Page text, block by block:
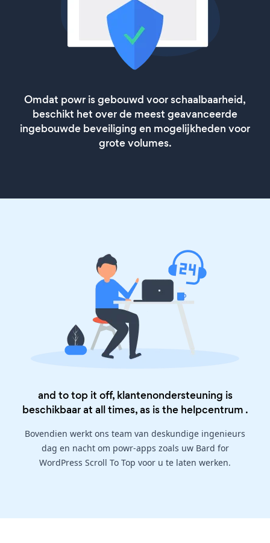
Omdat powr is gebouwd voor schaalbaarheid,
beschikt het over de meest geavanceerde
ingebouwde beveiliging en mogelijkheden voor
grote volumes.
and to top it off, klantenondersteuning is
beschikbaar at all times, as is the helpcentrum .
Bovendien werkt ons team van deskundige ingenieurs
dag en nacht om powr-apps zoals uw Bard for
WordPress Scroll To Top voor u te laten werken.